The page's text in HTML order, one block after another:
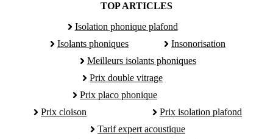
TOP ARTICLES
Isolation phonique plafond
Isolants phoniques
Insonorisation
Meilleurs isolants phoniques
Prix double vitrage
Prix placo phonique
Prix cloison
Prix isolation plafond
Tarif expert acoustique